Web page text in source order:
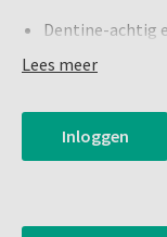
Dentine-achtig
Lijmbevestiging
Verwijderbaar
Alle materialen
Post-insertie
Lees meer
Inloggen